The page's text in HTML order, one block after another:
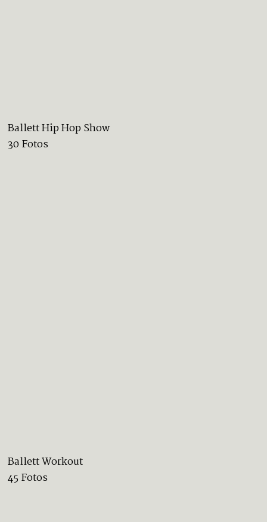
Ballett Hip Hop Show
30 Fotos
Ballett Workout
45 Fotos